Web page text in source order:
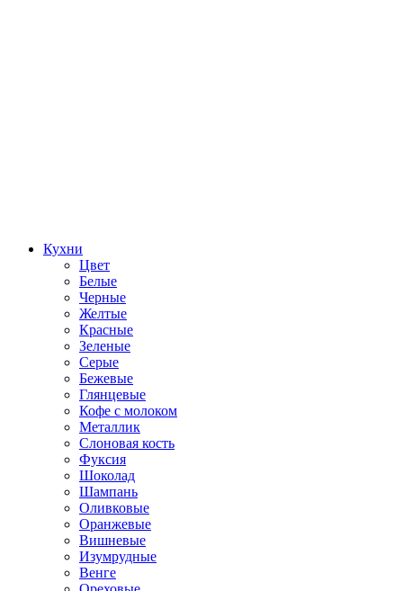
Кухни
Цвет
Белые
Черные
Желтые
Красные
Зеленые
Серые
Бежевые
Глянцевые
Кофе с молоком
Металлик
Слоновая кость
Фуксия
Шоколад
Шампань
Оливковые
Оранжевые
Вишневые
Изумрудные
Венге